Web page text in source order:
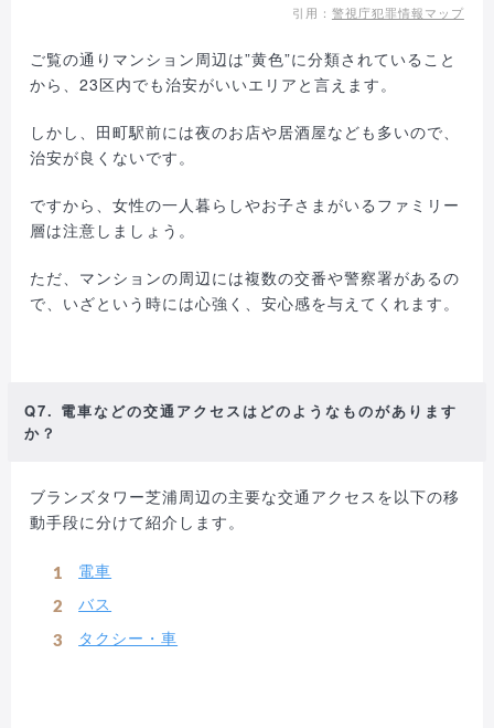
引用： 警視庁犯罪情報マップ
ご覧の通りマンション周辺は”黄色”に分類されていること
から、23区内でも治安がいいエリアと言えます。
しかし、田町駅前には夜のお店や居酒屋なども多いので、
治安が良くないです。
ですから、女性の一人暮らしやお子さまがいるファミリー
層は注意しましょう。
ただ、マンションの周辺には複数の交番や警察署があるの
で、いざという時には心強く、安心感を与えてくれます。
Q7. 電車などの交通アクセスはどのようなものがあります
か？
ブランズタワー芝浦周辺の主要な交通アクセスを以下の移
動手段に分けて紹介します。
電車
バス
タクシー・車